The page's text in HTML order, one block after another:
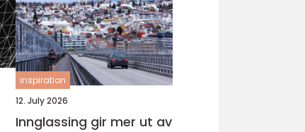
inspiration
12. July 2026
Innglassing gir mer ut av